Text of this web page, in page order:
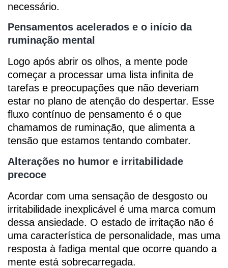
necessário.
Pensamentos acelerados e o início da
ruminação mental
Logo após abrir os olhos, a mente pode
começar a processar uma lista infinita de
tarefas e preocupações que não deveriam
estar no plano de atenção do despertar. Esse
fluxo contínuo de pensamento é o que
chamamos de ruminação, que alimenta a
tensão que estamos tentando combater.
Alterações no humor e irritabilidade
precoce
Acordar com uma sensação de desgosto ou
irritabilidade inexplicável é uma marca comum
dessa ansiedade. O estado de irritação não é
uma característica de personalidade, mas uma
resposta à fadiga mental que ocorre quando a
mente está sobrecarregada.